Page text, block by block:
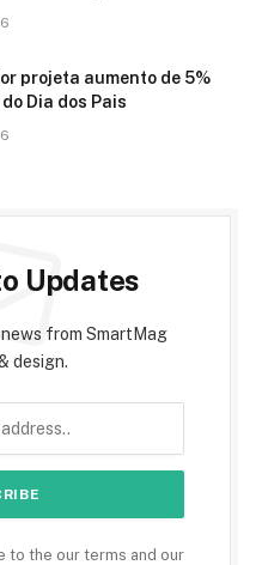
projeta aumento de 5%
Dia dos Pais
Updates
from SmartMag
design.
to the our terms and our